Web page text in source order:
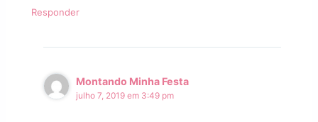
Responder
Montando Minha Festa
julho 7, 2019 em 3:49 pm